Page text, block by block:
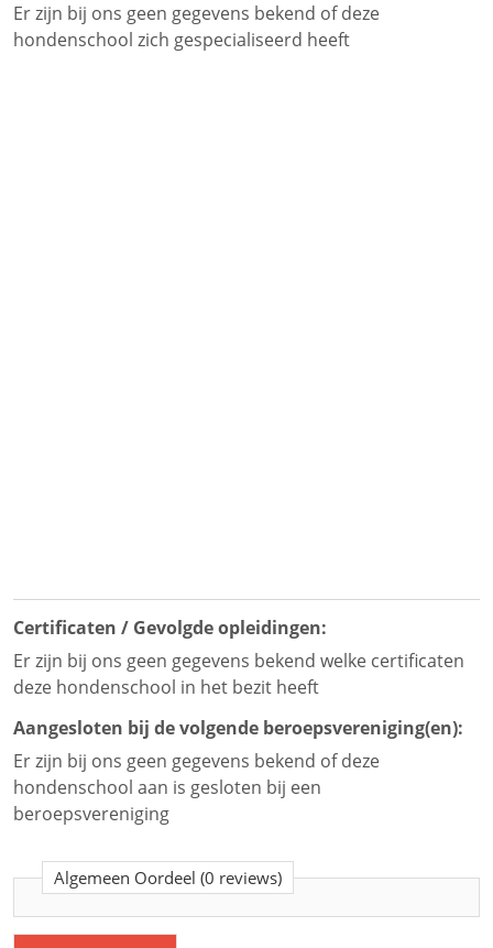
Er zijn bij ons geen gegevens bekend of deze
hondenschool zich gespecialiseerd heeft
Certificaten / Gevolgde opleidingen:
Er zijn bij ons geen gegevens bekend welke certificaten
deze hondenschool in het bezit heeft
Aangesloten bij de volgende beroepsvereniging(en):
Er zijn bij ons geen gegevens bekend of deze
hondenschool aan is gesloten bij een
beroepsvereniging
Algemeen Oordeel (0 reviews)